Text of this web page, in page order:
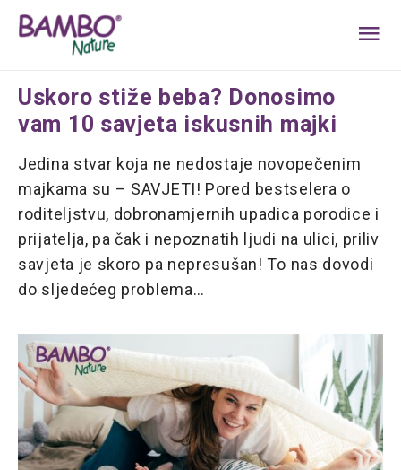
Uskoro stiže beba? Donosimo
vam 10 savjeta iskusnih majki
Jedina stvar koja ne nedostaje novopečenim
majkama su – SAVJETI! Pored bestselera o
roditeljstvu, dobronamjernih upadica porodice i
prijatelja, pa čak i nepoznatih ljudi na ulici, priliv
savjeta je skoro pa nepresušan! To nas dovodi
do sljedećeg problema…